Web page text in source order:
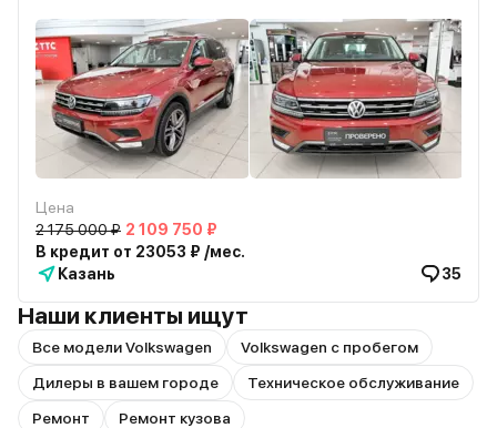
Цена
2 175 000 ₽ 2 109 750 ₽
В кредит от 23053 ₽ /мес.
Казань
35
Наши клиенты ищут
Все модели Volkswagen
Volkswagen с пробегом
Дилеры в вашем городе
Техническое обслуживание
Ремонт
Ремонт кузова